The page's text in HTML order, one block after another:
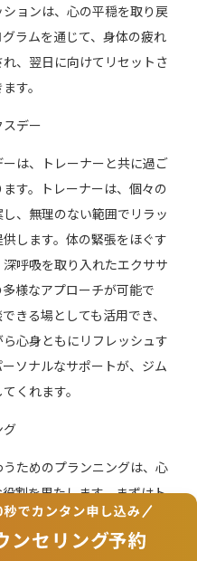
ョンは、心の平穏を取り戻
ラムを通じて、身体の疲れ
、翌日に向けてリセットさ
す。
デー
は、トレーナーと共に過ご
す。トレーナーは、個々の
、無理のない範囲でリラッ
します。体の緊張をほぐす
呼吸を取り入れたエクササ
様なアプローチが可能で
きる場としても活用でき、
心身ともにリフレッシュす
ソナルなサポートが、ジム
くれます。
グ
ためのプランニングは、心
割を果たします。まずはト
にカスタマイズされたトレ
により、ジムでの一日は単